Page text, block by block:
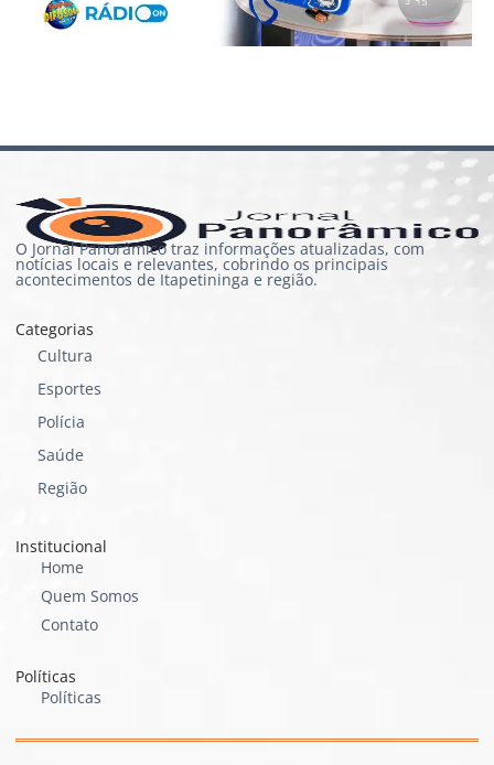
O Jornal Panorâmico traz informações atualizadas, com
notícias locais e relevantes, cobrindo os principais
acontecimentos de Itapetininga e região.
Categorias
Cultura
Esportes
Polícia
Saúde
Região
Institucional
Home
Quem Somos
Contato
Políticas
Políticas